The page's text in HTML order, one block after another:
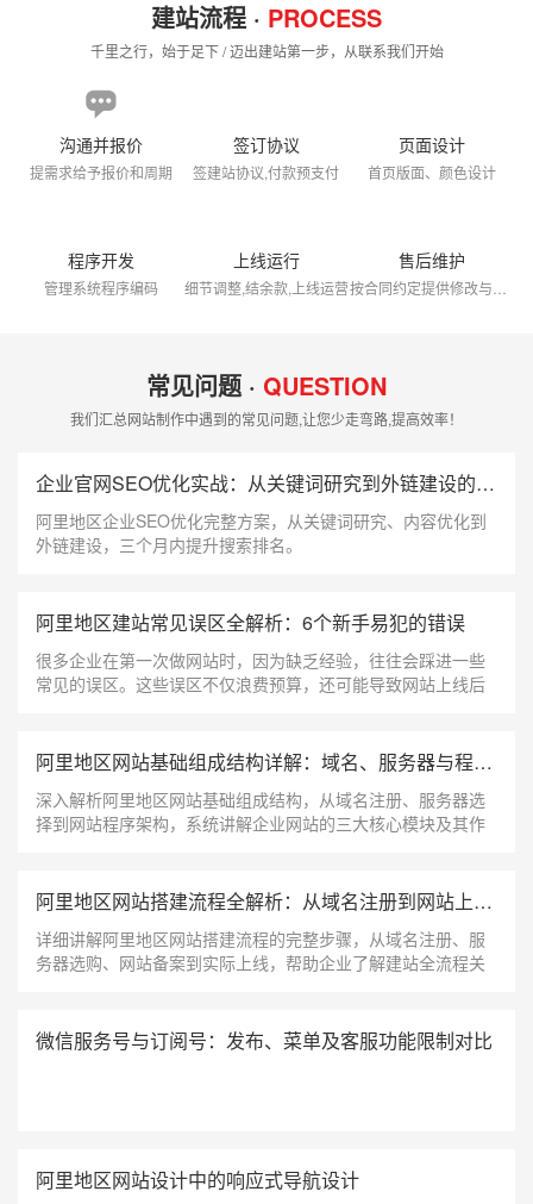
建站流程 · PROCESS
千里之行，始于足下 / 迈出建站第一步，从联系我们开始
沟通并报价
提需求给予报价和周期
签订协议
签建站协议,付款预支付
页面设计
首页版面、颜色设计
程序开发
管理系统程序编码
上线运行
细节调整,结余款,上线运营
售后维护
常见问题 · QUESTION
我们汇总网站制作中遇到的常见问题,让您少走弯路,提高效率！
企业官网SEO优化实战：从关键词研究到外链建设的完整指南
阿里地区企业SEO优化完整方案，从关键词研究、内容优化到
外链建设，三个月内提升搜索排名。
阿里地区建站常见误区全解析：6个新手易犯的错误
很多企业在第一次做网站时，因为缺乏经验，往往会踩进一些
常见的误区。这些误区不仅浪费预算，还可能导致网站上线后
阿里地区网站基础组成结构详解：域名、服务器与程序三大核心模块
深入解析阿里地区网站基础组成结构，从域名注册、服务器选
择到网站程序架构，系统讲解企业网站的三大核心模块及其作
阿里地区网站搭建流程全解析：从域名注册到网站上线的完整指南
详细讲解阿里地区网站搭建流程的完整步骤，从域名注册、服
务器选购、网站备案到实际上线，帮助企业了解建站全流程关
微信服务号与订阅号：发布、菜单及客服功能限制对比
阿里地区网站设计中的响应式导航设计